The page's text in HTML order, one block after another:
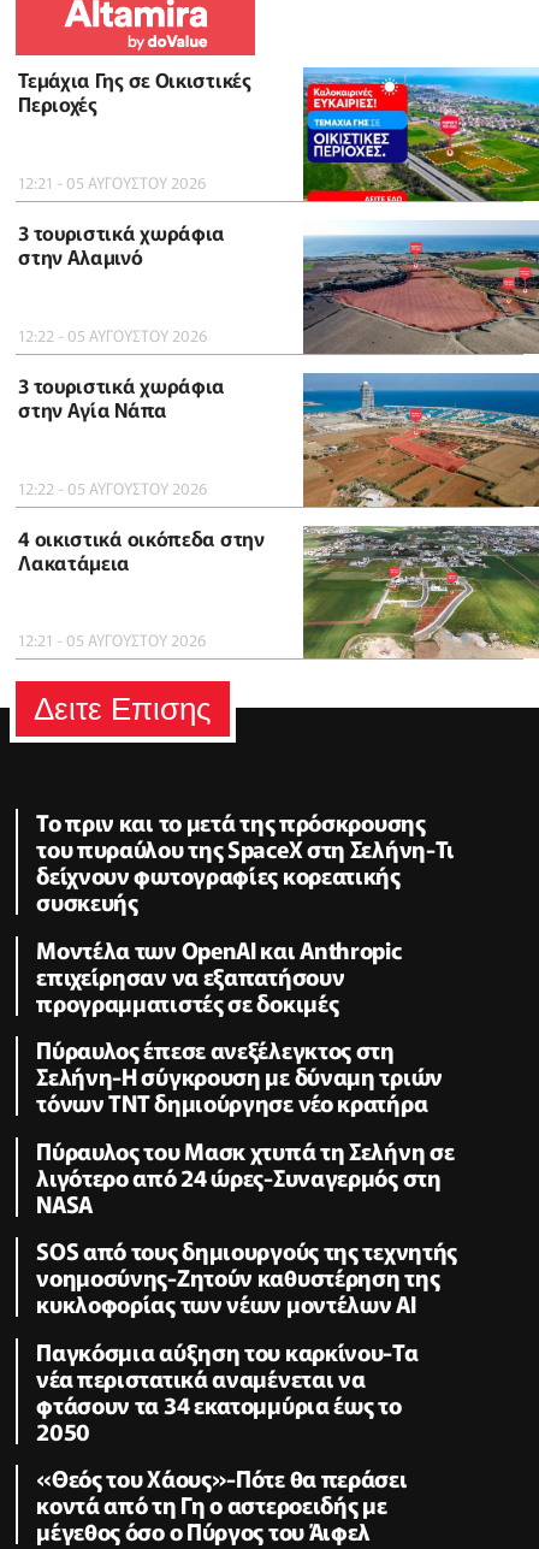
Τεμάχια Γης σε Οικιστικές
Περιοχές
12:21 - 05 ΑΥΓΟΥΣΤΟΥ 2026
3 τουριστικά χωράφια
στην Αλαμινό
12:22 - 05 ΑΥΓΟΥΣΤΟΥ 2026
3 τουριστικά χωράφια
στην Αγία Νάπα
12:22 - 05 ΑΥΓΟΥΣΤΟΥ 2026
4 οικιστικά οικόπεδα στην
Λακατάμεια
12:21 - 05 ΑΥΓΟΥΣΤΟΥ 2026
Δειτε Επισης
Το πριν και το μετά της πρόσκρουσης
του πυραύλου της SpaceX στη Σελήνη-Τι
δείχνουν φωτογραφίες κορεατικής
συσκευής
Μοντέλα των OpenAI και Anthropic
επιχείρησαν να εξαπατήσουν
προγραμματιστές σε δοκιμές
Πύραυλος έπεσε ανεξέλεγκτος στη
Σελήνη-Η σύγκρουση με δύναμη τριών
τόνων TNT δημιούργησε νέο κρατήρα
Πύραυλος του Μασκ χτυπά τη Σελήνη σε
λιγότερο από 24 ώρες-Συναγερμός στη
NASA
SOS από τους δημιουργούς της τεχνητής
νοημοσύνης-Ζητούν καθυστέρηση της
κυκλοφορίας των νέων μοντέλων AI
Παγκόσμια αύξηση του καρκίνου-Τα
νέα περιστατικά αναμένεται να
φτάσουν τα 34 εκατομμύρια έως το
2050
«Θεός του Χάους»-Πότε θα περάσει
κοντά από τη Γη ο αστεροειδής με
μέγεθος όσο ο Πύργος του Άιφελ